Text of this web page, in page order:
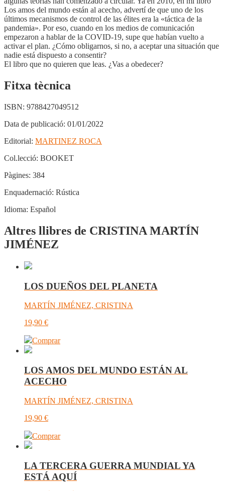
Los amos del mundo están al acecho, advertí de que uno de los
últimos mecanismos de control de las élites era la «táctica de la
pandemia». Por eso, cuando en los medios de comunicación
empezaron a hablar de la COVID-19, supe que habían vuelto a
activar el plan. ¿Cómo obligarnos, si no, a aceptar una situación que
nadie está dispuesto a consentir?
El libro que no quieren que leas. ¿Vas a obedecer?
Fitxa tècnica
ISBN: 9788427049512
Data de publicació: 01/01/2022
Editorial: MARTINEZ ROCA
Col.lecció: BOOKET
Pàgines: 384
Enquadernació: Rústica
Idioma: Español
Altres llibres de CRISTINA MARTÍN
JIMÉNEZ
LOS DUEÑOS DEL PLANETA
MARTÍN JIMÉNEZ, CRISTINA
19,90 €
Comprar
LOS AMOS DEL MUNDO ESTÁN AL
ACECHO
MARTÍN JIMÉNEZ, CRISTINA
19,90 €
Comprar
LA TERCERA GUERRA MUNDIAL YA
ESTÁ AQUÍ